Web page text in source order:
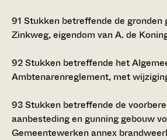
91 Stukken betreffende de gronden
Zinkweg, eigendom van A. de
92Stukken betreffende het
Ambtenarenreglement, met
93Stukken betreffende de
aanbesteding en gunning gebouw
Gemeentewerken annex